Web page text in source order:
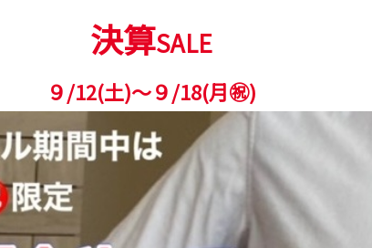
決算SALE
９/12(土)～９/18(月㊗)